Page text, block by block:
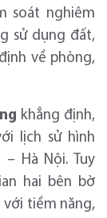
soát nghiêm
sử dụng đất,
về phòng,
khẳng định,
lịch sử hình
Hà Nội. Tuy
hai bên bờ
với tiềm năng,